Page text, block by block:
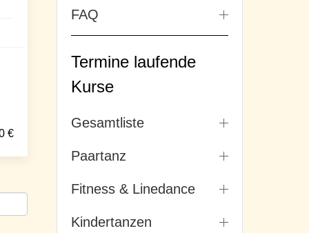
€
FAQ
Termine laufende
Kurse
Gesamtliste
Paartanz
Fitness & Linedance
Kindertanzen